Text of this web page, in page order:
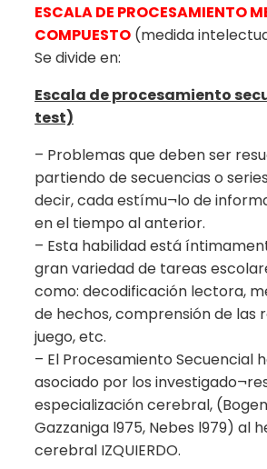
ESCALA DE PROCESAMIENTO
COMPUESTO (medida
Se divide en:
Escala de procesamiento
test)
– Problemas que deben ser
partiendo de secuencias o
decir, cada estímu¬lo de
en el tiempo al anterior.
– Esta habilidad está
gran variedad de tareas
como: decodificación lectora,
de hechos, comprensión de las
juego, etc.
– El Procesamiento Secuencial
asociado por los
especialización cerebral,
Gazzaniga l975, Nebes l979) al
cerebral IZQUIERDO.